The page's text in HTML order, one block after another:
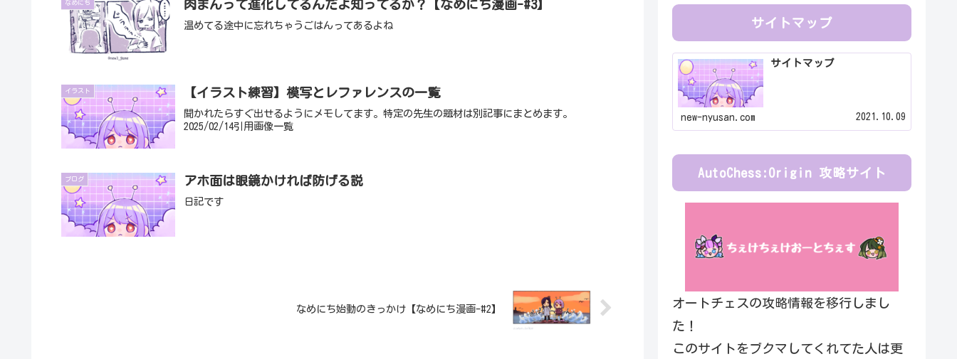
なめにち 肉まんって進化してるんだよ知ってるか？【なめにち漫画-#3】
温めてる途中に忘れちゃうごはんってあるよね
イラスト 【イラスト練習】模写とレファレンスの一覧
聞かれたらすぐ出せるようにメモしてます。特定の先生の題材は別記事にまとめます。
2025/02/14引用画像一覧
ブログ アホ面は眼鏡かければ防げる説
日記です
なめにち始動のきっかけ【なめにち漫画-#2】
サイトマップ
サイトマップ
new-nyusan.com 2021.10.09
AutoChess:Origin 攻略サイト
オートチェスの攻略情報を移行しまし
た！
このサイトをブクマしてくれてた人は更